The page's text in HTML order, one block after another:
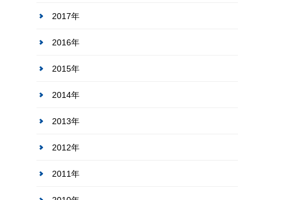
2017年
2016年
2015年
2014年
2013年
2012年
2011年